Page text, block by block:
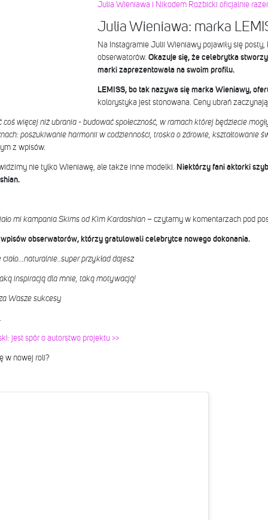
Julia Wieniawa i Nikodem Rozbicki oficjalnie
Julia Wieniawa: marka
Na Instagramie Julii Wieniawy pojawiły się posty,
obserwatorów. Okazuje się, że celebrytka
marki zaprezentowała na swoim profilu.
LEMISS, bo tak nazywa się marka Wieniawy,
kolorystyka jest stonowana. Ceny ubrań
więcej niż ubrania - budować społeczność, w ramach której będziecie
poszukiwanie harmonii w codzienności, troska o zdrowie, kształtowanie
z wpisów.
nie tylko Wieniawę, ale także inne modelki. Niektórzy fani aktorki
mi kampania Skims od Kim Kardashian – czytamy w komentarzach pod
obserwatorów, którzy gratulowali celebrytce nowego dokonania.
przykład dajesz
inspiracją dla mnie, taką motywacją!
Wasze sukcesy
jest spór o autorstwo projektu >>
w nowej roli?